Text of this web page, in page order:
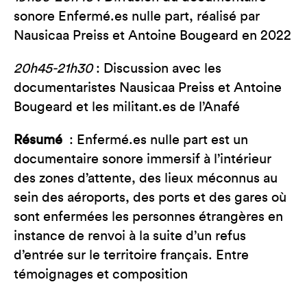
sonore Enfermé.es nulle part, réalisé par
Nausicaa Preiss et Antoine Bougeard en 2022
20h45-21h30: Discussion avec les
documentaristes Nausicaa Preiss et Antoine
Bougeard et les militant.es de l’Anafé
Résumé : Enfermé.es nulle part est un
documentaire sonore immersif à l’intérieur
des zones d’attente, des lieux méconnus au
sein des aéroports, des ports et des gares où
sont enfermées les personnes étrangères en
instance de renvoi à la suite d’un refus
d’entrée sur le territoire français. Entre
témoignages et composition